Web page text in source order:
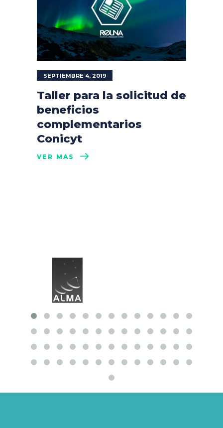
SEPTIEMBRE 4, 2019
Taller para la solicitud de
beneficios
complementarios
Conicyt
VER MÁS